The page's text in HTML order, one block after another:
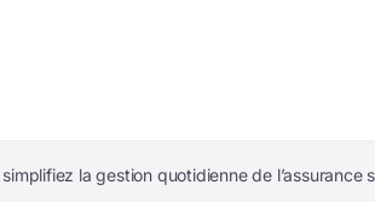
la gestion quotidienne de l’assurance